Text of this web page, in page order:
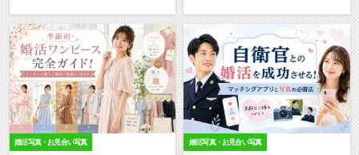
婚活写真・お見合い写真 婚活写真・お見合い写真